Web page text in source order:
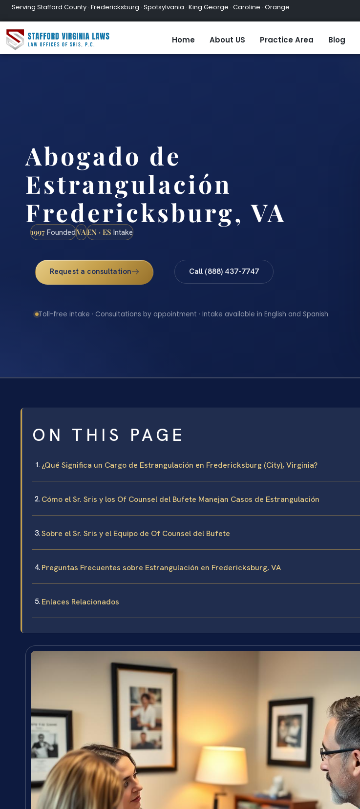
Serving Stafford County · Fredericksburg · Spotsylvania · King George · Caroline · Orange
Home About US Practice Area Blog
Abogado de
Estrangulación
Fredericksburg, VA
1997 FoundedVAEN · ES Intake
Request a consultation Call (888) 437-7747
Toll-free intake · Consultations by appointment · Intake available in English and Spanish
ON THIS PAGE
¿Qué Significa un Cargo de Estrangulación en Fredericksburg (City), Virginia?
Cómo el Sr. Sris y los Of Counsel del Bufete Manejan Casos de Estrangulación
Sobre el Sr. Sris y el Equipo de Of Counsel del Bufete
Preguntas Frecuentes sobre Estrangulación en Fredericksburg, VA
Enlaces Relacionados